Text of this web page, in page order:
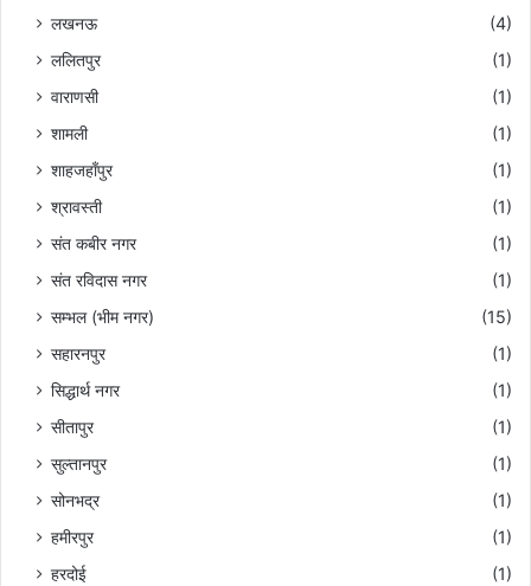
लखनऊ
(4)
ललितपुर
(1)
वाराणसी
(1)
शामली
(1)
शाहजहाँपुर
(1)
श्रावस्ती
(1)
संत कबीर नगर
(1)
संत रविदास नगर
(1)
सम्भल (भीम नगर)
(15)
सहारनपुर
(1)
सिद्धार्थ नगर
(1)
सीतापुर
(1)
सुल्तानपुर
(1)
सोनभद्र
(1)
हमीरपुर
(1)
हरदोई
(1)